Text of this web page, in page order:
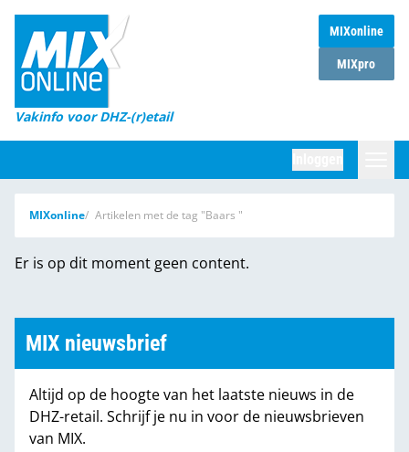
MIXonline
MIXpro
Vakinfo voor DHZ-(r)etail
Home
Magazines
DHZ Sessie
Marktcijfers
Word abonnee
MIXonline Artikelen met de tag "Baars "
Er is op dit moment geen content.
MIX nieuwsbrief
Altijd op de hoogte van het laatste nieuws in de
DHZ-retail. Schrijf je nu in voor de nieuwsbrieven
van MIX.